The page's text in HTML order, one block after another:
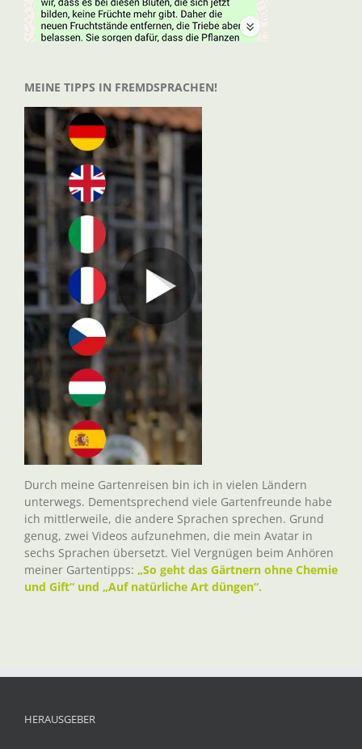
MEINE TIPPS IN FREMDSPRACHEN!
Durch meine Gartenreisen bin ich in vielen Ländern
unterwegs. Dementsprechend viele Gartenfreunde habe
ich mittlerweile, die andere Sprachen sprechen. Grund
genug, zwei Videos aufzunehmen, die mein Avatar in
sechs Sprachen übersetzt. Viel Vergnügen beim Anhören
meiner Gartentipps: „So geht das Gärtnern ohne Chemie
und Gift“ und „Auf natürliche Art düngen“.
HERAUSGEBER